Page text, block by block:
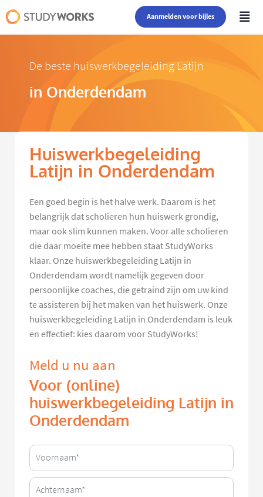
Aanmelden voor bijles
De beste huiswerkbegeleiding Latijn
in Onderdendam
Huiswerkbegeleiding
Latijn in Onderdendam
Een goed begin is het halve werk. Daarom is het
belangrijk dat scholieren hun huiswerk grondig,
maar ook slim kunnen maken. Voor alle scholieren
die daar moeite mee hebben staat StudyWorks
klaar. Onze huiswerkbegeleiding Latijn in
Onderdendam wordt namelijk gegeven door
persoonlijke coaches, die getraind zijn om uw kind
te assisteren bij het maken van het huiswerk. Onze
huiswerkbegeleiding Latijn in Onderdendam is leuk
en effectief: kies daarom voor StudyWorks!
Meld u nu aan
Voor (online)
huiswerkbegeleiding Latijn in
Onderdendam